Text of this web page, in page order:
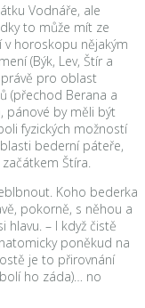
Vodnáře, ale
to může mít ze
v horoskopu nějakým
(Býk, Lev, Štír a
pro oblast
(přechod Berana a
pánové by měli být
fyzických možností
bederní páteře,
Štíra.
Koho bederka
pokorně, s něhou a
hlavu. – I když čistě
poněkud na
je to přirovnání
ho záda)… no